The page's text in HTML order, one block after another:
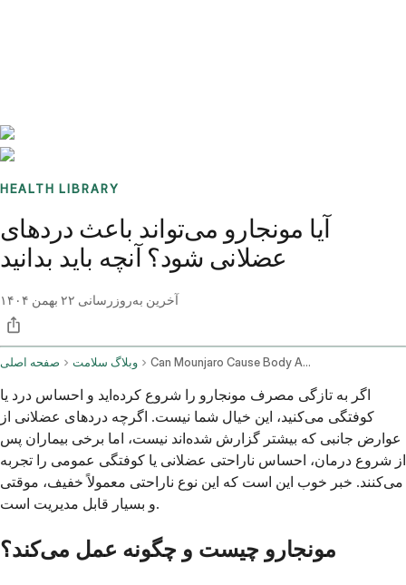
HEALTH LIBRARY
آیا مونجارو می‌تواند باعث دردهای
عضلانی شود؟ آنچه باید بدانید
آخرین به‌روزرسانی ۲۲ بهمن ۱۴۰۴
صفحه اصلی وبلاگ سلامت Can Mounjaro Cause Body Aches
اگر به تازگی مصرف مونجارو را شروع کرده‌اید و احساس درد یا
کوفتگی می‌کنید، این خیال شما نیست. اگرچه دردهای عضلانی از
عوارض جانبی که بیشتر گزارش شده‌اند نیست، اما برخی بیماران پس
از شروع درمان، احساس ناراحتی عضلانی یا کوفتگی عمومی را تجربه
می‌کنند. خبر خوب این است که این نوع ناراحتی معمولاً خفیف، موقتی
و بسیار قابل مدیریت است.
مونجارو چیست و چگونه عمل می‌کند؟